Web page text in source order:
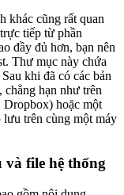
khác cũng rất quan
tiếp từ phần
đầy đủ hơn, bạn nên
Thư mục này chứa
khi đã có các bản
chẳng hạn như trên
hoặc một
trên cùng một máy
và file hệ thống